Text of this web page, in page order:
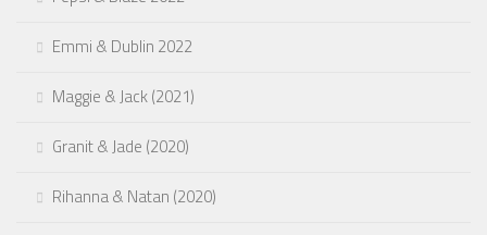
Emmi & Dublin 2022
Maggie & Jack (2021)
Granit & Jade (2020)
Rihanna & Natan (2020)